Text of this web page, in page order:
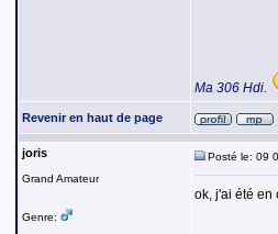
Ma 306 Hdi.
Revenir en haut de page
joris
Grand Amateur
Genre:
Posté le: 09
ok, j'ai été en